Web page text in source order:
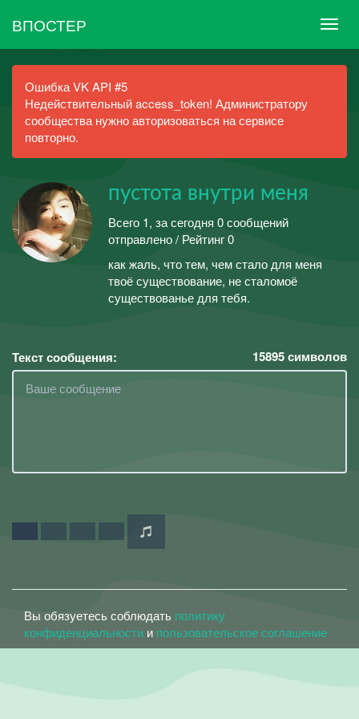
ВПОСТЕР
Ошибка VK API #5
Недействительный access_token! Администратору
сообщества нужно авторизоваться на сервисе
повторно.
пустота внутри меня
Всего 1, за сегодня 0 сообщений
отправлено / Рейтинг 0
как жаль, что тем, чем стало для меня
твоё существование, не сталомоё
существованье для тебя.
Текст сообщения: 15895символов
Вы обязуетесь соблюдать политику
конфиденциальности и пользовательское соглашение